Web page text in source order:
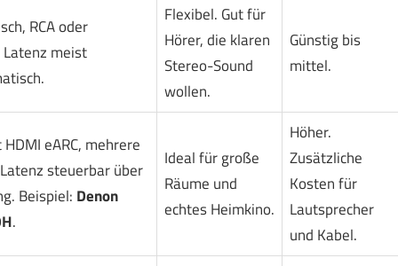
RCA oder
meist
Flexibel. Gut für
Hörer, die klaren
Stereo-Sound
wollen.
Günstig bis
mittel.
eARC, mehrere
steuerbar über
Beispiel: Denon
.
Ideal für große
Räume und
echtes Heimkino.
Höher.
Zusätzliche
Kosten für
Lautsprecher
und Kabel.